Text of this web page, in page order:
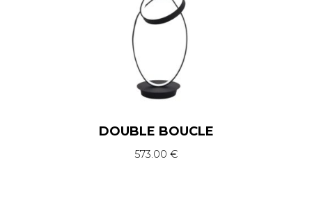
DOUBLE BOUCLE
573.00 €